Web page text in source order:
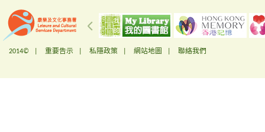
2014© | 重要告示 私隱政策 網站地圖 聯絡我們